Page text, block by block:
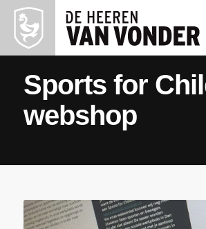
Sports for
webshop